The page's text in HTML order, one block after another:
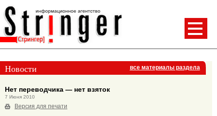
Новости все материалы раздела
Нет переводчика — нет взяток
7 Июня 2010
Версия для печати